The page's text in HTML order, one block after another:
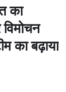
का
विमोचन
का बढ़ाया